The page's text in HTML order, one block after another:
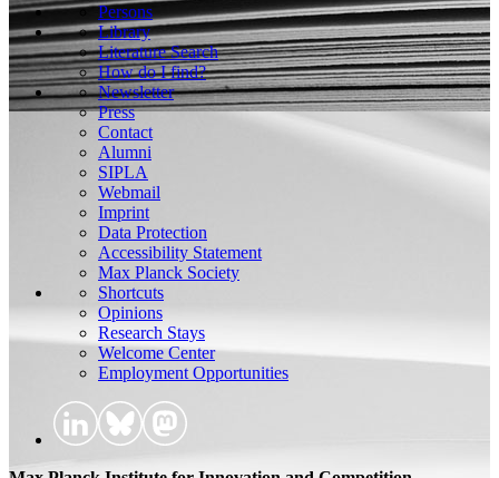
Persons
Library
Literature Search
How do I find?
Newsletter
Press
Contact
Alumni
SIPLA
Webmail
Imprint
Data Protection
Accessibility Statement
Max Planck Society
Shortcuts
Opinions
Research Stays
Welcome Center
Employment Opportunities